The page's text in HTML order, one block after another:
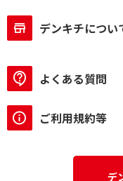
デンキチについ
よくある質問
ご利用規約等
デ